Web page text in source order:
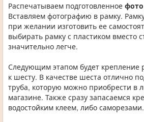
Распечатываем подготовленное
Вставляем фотографию в рамку.
при желании изготовить ее
выбирать рамку с пластиком вместо
значительно легче.
Следующим этапом будет крепление
к шесту. В качестве шеста отлично
труба, которую можно приобрести в
магазине. Также сразу запасаемся
водостойким клеем, либо саморезами.